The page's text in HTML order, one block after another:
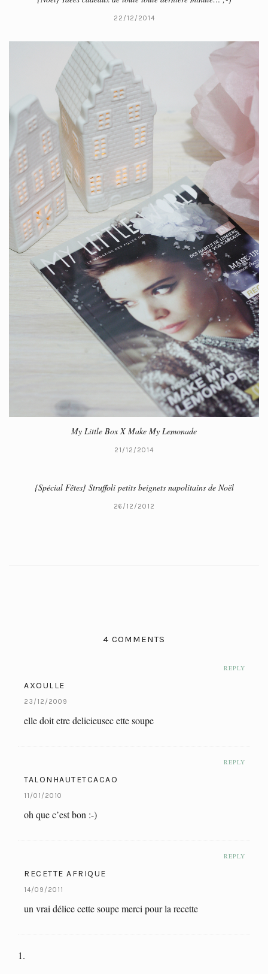
22/12/2014
My Little Box X Make My Lemonade
21/12/2014
{Spécial Fêtes} Struffoli petits beignets napolitains de Noël
26/12/2012
4 COMMENTS
REPLY
AXOULLE
23/12/2009
elle doit etre delicieusec ette soupe
REPLY
TALONHAUTETCACAO
11/01/2010
oh que c’est bon :-)
REPLY
RECETTE AFRIQUE
14/09/2011
un vrai délice cette soupe merci pour la recette